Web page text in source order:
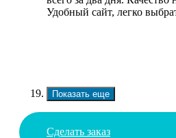
Удобный сайт, легко
Показать еще
Сделать заказ